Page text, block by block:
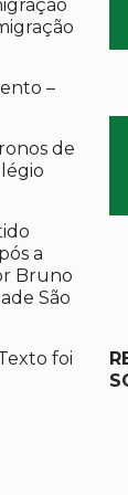
–
de
a
Bruno
São
foi